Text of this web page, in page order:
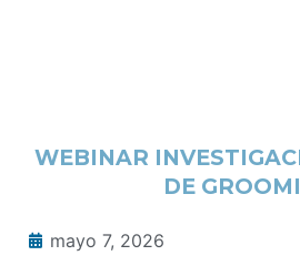
WEBINAR
DE
mayo 7, 2026